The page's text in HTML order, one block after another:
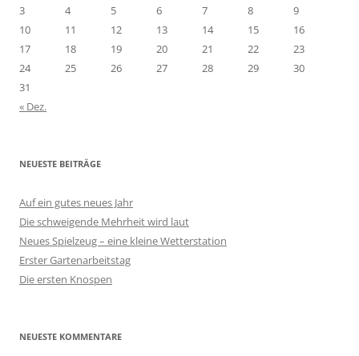
3
4 5 6 7 8
9
10
11 12 13 14 15
16
17
18 19 20 21 22
23
24
25 26 27 28 29
30
31
« Dez.
NEUESTE BEITRÄGE
Auf ein gutes neues Jahr
Die schweigende Mehrheit wird laut
Neues Spielzeug – eine kleine Wetterstation
Erster Gartenarbeitstag
Die ersten Knospen
NEUESTE KOMMENTARE